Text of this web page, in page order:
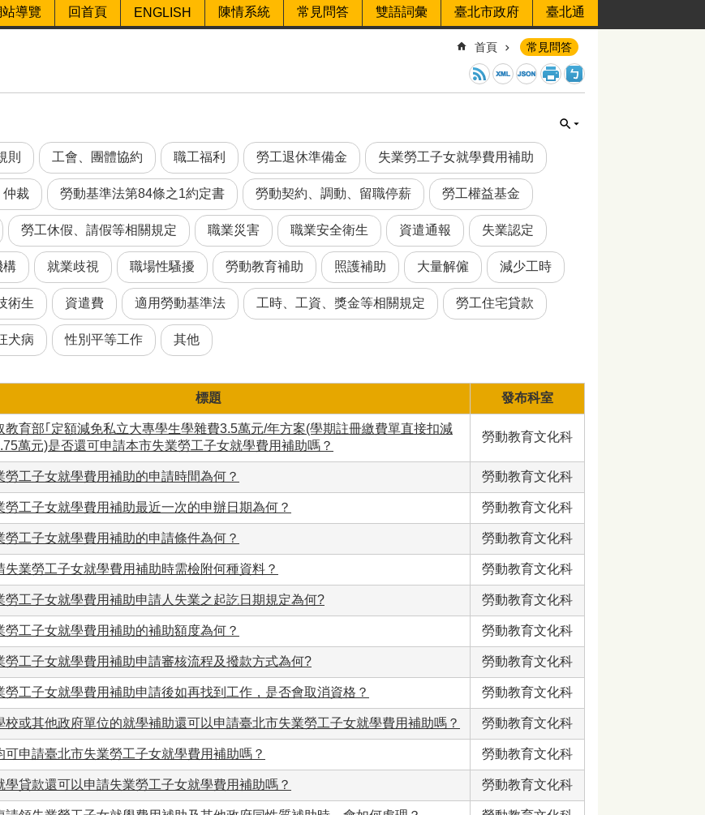
導覽 回首頁 ENGLISH 陳情系統 常見問答 雙語詞彙 臺北市政府 臺北通
首頁 常見問答
則 工會、團體協約 職工福利 勞工退休準備金 失業勞工子女就學費用補助
仲裁 勞動基準法第84條之1約定書 勞動契約、調動、留職停薪 勞工權益基金
勞工休假、請假等相關規定 職業災害 職業安全衛生 資遣通報 失業認定
構 就業歧視 職場性騷擾 勞動教育補助 照護補助 大量解僱 減少工時
術生 資遣費 適用勞動基準法 工時、工資、獎金等相關規定 勞工住宅貸款
犬病 性別平等工作 其他
標題 發布科室
教育部｢定額減免私立大專學生學雜費3.5萬元/年方案(學期註冊繳費單直接扣減
萬元)是否還可申請本市失業勞工子女就學費用補助嗎？
勞動教育文化科
勞工子女就學費用補助的申請時間為何？ 勞動教育文化科
勞工子女就學費用補助最近一次的申辦日期為何？ 勞動教育文化科
勞工子女就學費用補助的申請條件為何？ 勞動教育文化科
失業勞工子女就學費用補助時需檢附何種資料？ 勞動教育文化科
勞工子女就學費用補助申請人失業之起訖日期規定為何? 勞動教育文化科
勞工子女就學費用補助的補助額度為何？ 勞動教育文化科
勞工子女就學費用補助申請審核流程及撥款方式為何? 勞動教育文化科
勞工子女就學費用補助申請後如再找到工作，是否會取消資格？ 勞動教育文化科
校或其他政府單位的就學補助還可以申請臺北市失業勞工子女就學費用補助嗎？ 勞動教育文化科
可申請臺北市失業勞工子女就學費用補助嗎？ 勞動教育文化科
學貸款還可以申請失業勞工子女就學費用補助嗎？ 勞動教育文化科